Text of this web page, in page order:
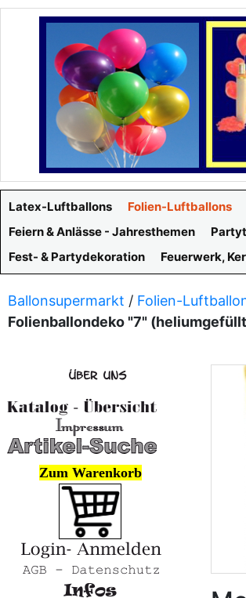
Latex-Luftballons Folien-Luftballons
Feiern & Anlässe - Jahresthemen
Fest- & Partydekoration
Feuerwerk,
Ballonsupermarkt / Folien-
Folienballondeko "7"
Zum Warenkorb